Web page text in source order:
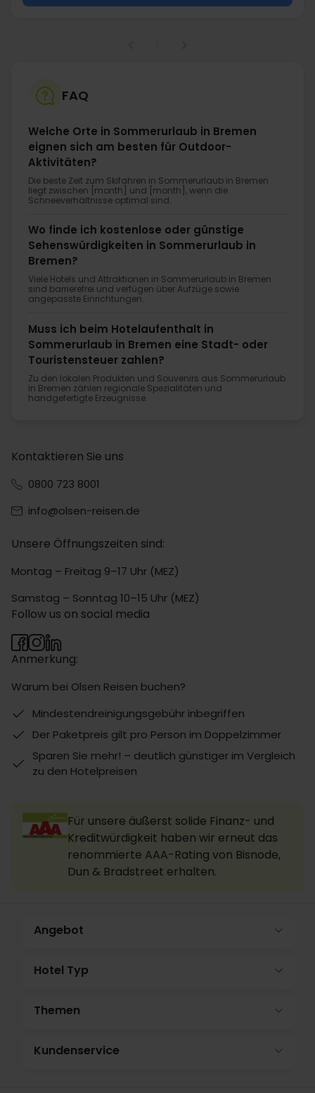
FAQ
Welche Orte in Sommerurlaub in Bremen
eignen sich am besten für Outdoor-
Aktivitäten?
Die beste Zeit zum Skifahren in Sommerurlaub in Bremen
liegt zwischen [month] und [month], wenn die
Schneeverhältnisse optimal sind.
Wo finde ich kostenlose oder günstige
Sehenswürdigkeiten in Sommerurlaub in
Bremen?
Viele Hotels und Attraktionen in Sommerurlaub in Bremen
sind barrierefrei und verfügen über Aufzüge sowie
angepasste Einrichtungen.
Muss ich beim Hotelaufenthalt in
Sommerurlaub in Bremen eine Stadt- oder
Touristensteuer zahlen?
Zu den lokalen Produkten und Souvenirs aus Sommerurlaub
in Bremen zählen regionale Spezialitäten und
handgefertigte Erzeugnisse.
Kontaktieren Sie uns
0800 723 8001
info@olsen-reisen.de
Unsere Öffnungszeiten sind:
Montag – Freitag 9–17 Uhr (MEZ)
Samstag – Sonntag 10–15 Uhr (MEZ)
Anmerkung:
Warum bei Olsen Reisen buchen?
Mindestendreinigungsgebühr inbegriffen
Der Paketpreis gilt pro Person im Doppelzimmer
Sparen Sie mehr! – deutlich günstiger im Vergleich
zu den Hotelpreisen
Follow us on social media
Für unsere äußerst solide Finanz- und
Kreditwürdigkeit haben wir erneut das
renommierte AAA-Rating von Bisnode,
Dun & Bradstreet erhalten.
Angebot
Hotel Typ
Themen
Kundenservice